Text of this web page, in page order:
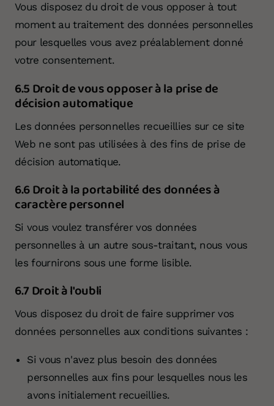
Vous disposez du droit de vous opposer à tout
moment au traitement des données personnelles
pour lesquelles vous avez préalablement donné
votre consentement.
6.5 Droit de vous opposer à la prise de
décision automatique
Les données personnelles recueillies sur ce site
Web ne sont pas utilisées à des fins de prise de
décision automatique.
6.6 Droit à la portabilité des données à
caractère personnel
Si vous voulez transférer vos données
personnelles à un autre sous-traitant, nous vous
les fournirons sous une forme lisible.
6.7 Droit à l'oubli
Vous disposez du droit de faire supprimer vos
données personnelles aux conditions suivantes :
Si vous n'avez plus besoin des données
personnelles aux fins pour lesquelles nous les
avons initialement recueillies.